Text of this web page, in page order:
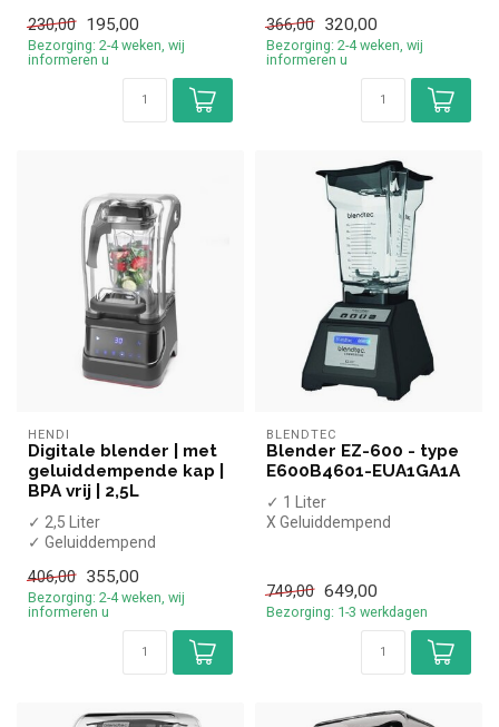
✓ Digitale bediening
✓...
230,00 195,00
Bezorging: 2-4 weken, wij
informeren u
✓ Handmatige bediening
✓ Puls...
366,00 320,00
Bezorging: 2-4 weken, wij
informeren u
HENDI
Digitale blender | met
geluiddempende kap |
BPA vrij | 2,5L
✓ 2,5 Liter
✓ Geluiddempend
✓ Digitaal display
✓ Pulse fu...
406,00 355,00
Bezorging: 2-4 weken, wij
informeren u
BLENDTEC
Blender EZ-600 - type
E600B4601-EUA1GA1A
✓ 1 Liter
X Geluiddempend
749,00 649,00
Bezorging: 1-3 werkdagen